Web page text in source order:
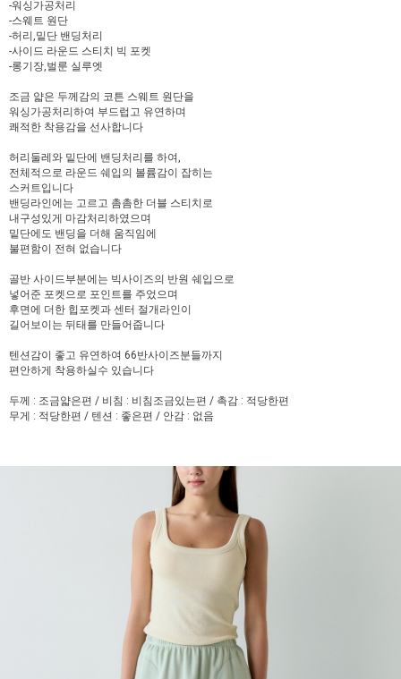
-워싱가공처리
-스웨트 원단
-허리,밑단 밴딩처리
-사이드 라운드 스티치 빅 포켓
-롱기장,벌룬 실루엣
조금 얇은 두께감의 코튼 스웨트 원단을
워싱가공처리하여 부드럽고 유연하며
쾌적한 착용감을 선사합니다
허리둘레와 밑단에 밴딩처리를 하여,
전체적으로 라운드 쉐입의 볼륨감이 잡히는
스커트입니다
밴딩라인에는 고르고 촘촘한 더블 스티치로
내구성있게 마감처리하였으며
밑단에도 밴딩을 더해 움직임에
불편함이 전혀 없습니다
골반 사이드부분에는 빅사이즈의 반원 쉐입으로
넣어준 포켓으로 포인트를 주었으며
후면에 더한 힙포켓과 센터 절개라인이
길어보이는 뒤태를 만들어줍니다
텐션감이 좋고 유연하여 66반사이즈분들까지
편안하게 착용하실수 있습니다
두께 : 조금얇은편 / 비침 : 비침조금있는편 / 촉감 : 적당한편
무게 : 적당한편 / 텐션 : 좋은편 / 안감 : 없음